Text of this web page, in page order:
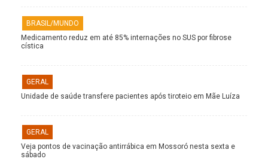
BRASIL/MUNDO
Medicamento reduz em até 85% internações no SUS por fibrose
cística
GERAL
Unidade de saúde transfere pacientes após tiroteio em Mãe Luíza
GERAL
Veja pontos de vacinação antirrábica em Mossoró nesta sexta e
sábado